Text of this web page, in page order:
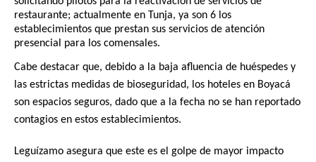
restaurante; actualmente en Tunja, ya son 6 los
establecimientos que prestan sus servicios de atención
presencial para los comensales.
Cabe destacar que, debido a la baja afluencia de huéspedes y
las estrictas medidas de bioseguridad, los hoteles en Boyacá
son espacios seguros, dado que a la fecha no se han reportado
contagios en estos establecimientos.
Leguízamo asegura que este es el golpe de mayor impacto